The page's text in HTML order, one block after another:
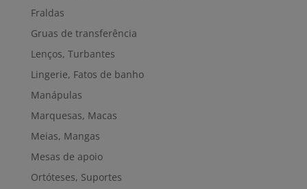
Fraldas
Gruas de transferência
Lenços, Turbantes
Lingerie, Fatos de banho
Manápulas
Marquesas, Macas
Meias, Mangas
Mesas de apoio
Ortóteses, Suportes